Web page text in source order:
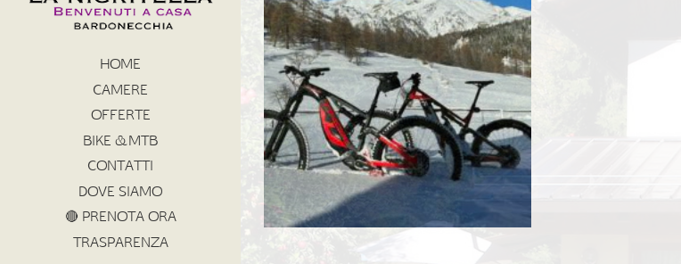
HOME
CAMERE
OFFERTE
BIKE & MTB
CONTATTI
DOVE SIAMO
🔴 PRENOTA ORA
TRASPARENZA